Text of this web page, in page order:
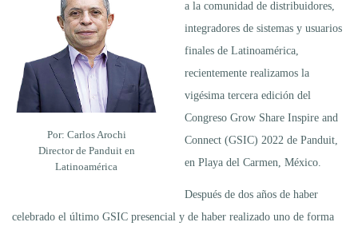
Por: Carlos Arochi
Director de Panduit en
Latinoamérica
a la comunidad de distribuidores,
integradores de sistemas y usuarios
finales de Latinoamérica,
recientemente realizamos la
vigésima tercera edición del
Congreso Grow Share Inspire and
Connect (GSIC) 2022 de Panduit,
en Playa del Carmen, México.
Después de dos años de haber
celebrado el último GSIC presencial y de haber realizado uno de forma